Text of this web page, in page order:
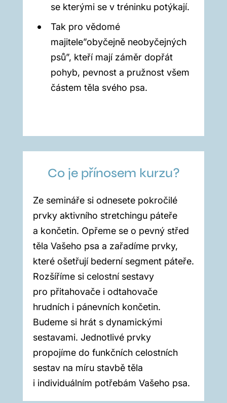
se kterými se v tréninku potýkají.
Tak pro vědomé
majitele”obyčejně neobyčejných
psů”, kteří mají záměr dopřát
pohyb, pevnost a pružnost všem
částem těla svého psa.
Co je přínosem kurzu?
Ze semináře si odnesete pokročilé
prvky aktivního stretchingu páteře
a končetin. Opřeme se o pevný střed
těla Vašeho psa a zařadíme prvky,
které ošetřují bederní segment páteře.
Rozšíříme si celostní sestavy
pro přitahovače i odtahovače
hrudních i pánevních končetin.
Budeme si hrát s dynamickými
sestavami. Jednotlivé prvky
propojíme do funkčních celostních
sestav na míru stavbě těla
i individuálním potřebám Vašeho psa.